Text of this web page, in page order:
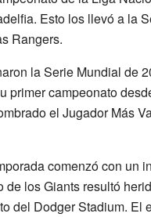
Esto los llevó a la
Rangers.
la Serie Mundial de
primer campeonato
el Jugador Más
comenzó con un
de los Giants resultó
del Dodger Stadium. El